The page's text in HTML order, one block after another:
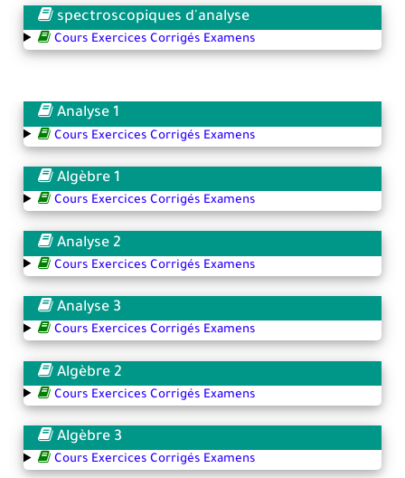
spectroscopiques d'analyse
Cours Exercices Corrigés Examens
Analyse 1
Cours Exercices Corrigés Examens
Algèbre 1
Cours Exercices Corrigés Examens
Analyse 2
Cours Exercices Corrigés Examens
Analyse 3
Cours Exercices Corrigés Examens
Algèbre 2
Cours Exercices Corrigés Examens
Algèbre 3
Cours Exercices Corrigés Examens